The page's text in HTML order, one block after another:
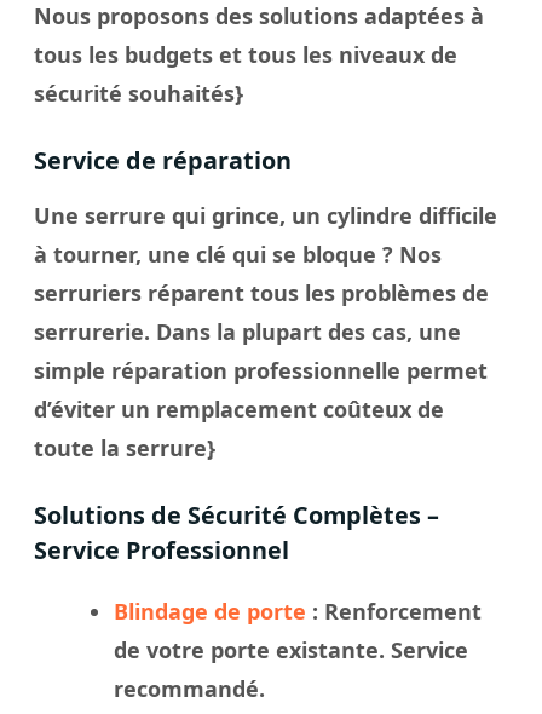
Nous proposons des solutions adaptées à
tous les budgets et tous les niveaux de
sécurité souhaités}
Service de réparation
Une serrure qui grince, un cylindre difficile
à tourner, une clé qui se bloque ? Nos
serruriers réparent tous les problèmes de
serrurerie. Dans la plupart des cas, une
simple réparation professionnelle permet
d’éviter un remplacement coûteux de
toute la serrure}
Solutions de Sécurité Complètes –
Service Professionnel
Blindage de porte : Renforcement
de votre porte existante. Service
recommandé.